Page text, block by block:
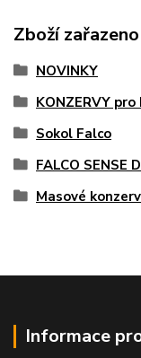
Zboží
NOVINKY
KONZERVY pro
Sokol Falco
FALCO SENSE
Masové
Informace